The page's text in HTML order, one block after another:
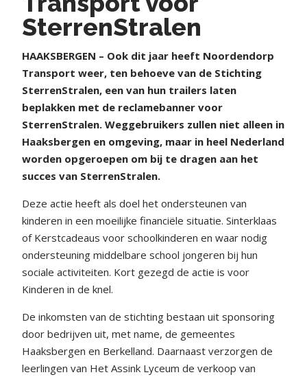
SterrenStralen
HAAKSBERGEN – Ook dit jaar heeft Noordendorp
Transport weer, ten behoeve van de Stichting
SterrenStralen, een van hun trailers laten
beplakken met de reclamebanner voor
SterrenStralen. Weggebruikers zullen niet alleen in
Haaksbergen en omgeving, maar in heel Nederland
worden opgeroepen om bij te dragen aan het
succes van SterrenStralen.
Deze actie heeft als doel het ondersteunen van
kinderen in een moeilijke financiële situatie. Sinterklaas
of Kerstcadeaus voor schoolkinderen en waar nodig
ondersteuning middelbare school jongeren bij hun
sociale activiteiten. Kort gezegd de actie is voor
Kinderen in de knel.
De inkomsten van de stichting bestaan uit sponsoring
door bedrijven uit, met name, de gemeentes
Haaksbergen en Berkelland. Daarnaast verzorgen de
leerlingen van Het Assink Lyceum de verkoop van